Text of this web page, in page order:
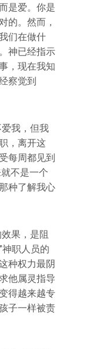
是爱。你是
的。然而，
们在做什
神已经指示
，现在我知
察觉到
我，但我
，离开这
每周都见到
不是一个
种了解我心
果，是阻
职人员的
种权力最阴
他属灵指导
得越来越专
子一样被责